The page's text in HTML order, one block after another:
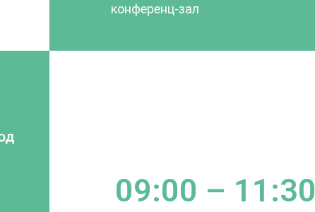
конференц-зал
09:00 – 11:30